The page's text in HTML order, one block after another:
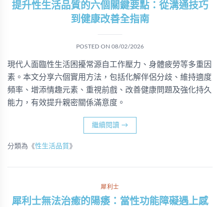
提升性生活品質的六個關鍵要點：從溝通技巧
到健康改善全指南
POSTED ON 08/02/2026
現代人面臨性生活困擾常源自工作壓力、身體疲勞等多重因
素。本文分享六個實用方法，包括化解伴侶分歧、維持適度
頻率、增添情趣元素、重視前戲、改善健康問題及強化持久
能力，有效提升親密關係滿意度。
繼續閱讀 →
分類為《性生活品質 》
犀利士
犀利士無法治癒的陽痿：當性功能障礙遇上感